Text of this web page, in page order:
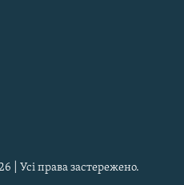
| Усі права застережено.